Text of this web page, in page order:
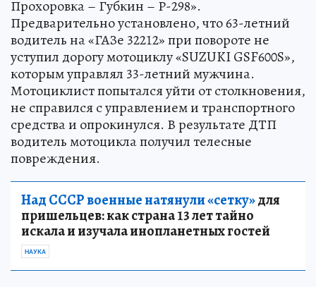
Прохоровка – Губкин – Р-298».
Предварительно установлено, что 63-летний
водитель на «ГАЗе 32212» при повороте не
уступил дорогу мотоциклу «SUZUKI GSF600S»,
которым управлял 33-летний мужчина.
Мотоциклист попытался уйти от столкновения,
не справился с управлением и транспортного
средства и опрокинулся. В результате ДТП
водитель мотоцикла получил телесные
повреждения.
Над СССР военные натянули «сетку»для
пришельцев: как страна 13 лет тайно
искала и изучала инопланетных гостей
НАУКА